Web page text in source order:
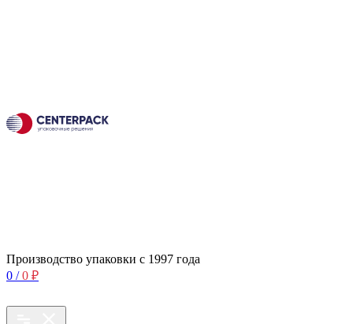
Производство упаковки с 1997 года
0 / 0 ₽